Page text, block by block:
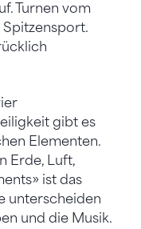
Turnen vom
Spitzensport.
gibt es
Elementen.
Erde, Luft,
ist das
unterscheiden
und die Musik.